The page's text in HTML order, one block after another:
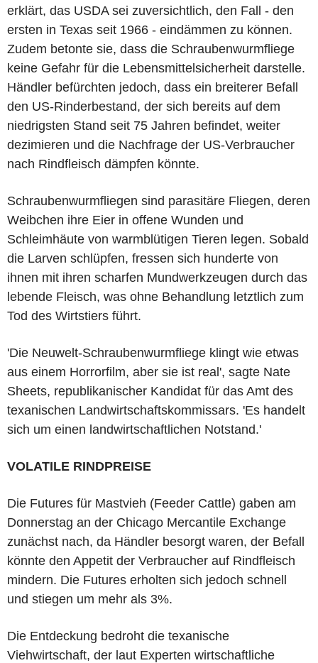
erklärt, das USDA sei zuversichtlich, den Fall - den
ersten in Texas seit 1966 - eindämmen zu können.
Zudem betonte sie, dass die Schraubenwurmfliege
keine Gefahr für die Lebensmittelsicherheit darstelle.
Händler befürchten jedoch, dass ein breiterer Befall
den US-Rinderbestand, der sich bereits auf dem
niedrigsten Stand seit 75 Jahren befindet, weiter
dezimieren und die Nachfrage der US-Verbraucher
nach Rindfleisch dämpfen könnte.
Schraubenwurmfliegen sind parasitäre Fliegen, deren
Weibchen ihre Eier in offene Wunden und
Schleimhäute von warmblütigen Tieren legen. Sobald
die Larven schlüpfen, fressen sich hunderte von
ihnen mit ihren scharfen Mundwerkzeugen durch das
lebende Fleisch, was ohne Behandlung letztlich zum
Tod des Wirtstiers führt.
'Die Neuwelt-Schraubenwurmfliege klingt wie etwas
aus einem Horrorfilm, aber sie ist real', sagte Nate
Sheets, republikanischer Kandidat für das Amt des
texanischen Landwirtschaftskommissars. 'Es handelt
sich um einen landwirtschaftlichen Notstand.'
VOLATILE RINDPREISE
Die Futures für Mastvieh (Feeder Cattle) gaben am
Donnerstag an der Chicago Mercantile Exchange
zunächst nach, da Händler besorgt waren, der Befall
könnte den Appetit der Verbraucher auf Rindfleisch
mindern. Die Futures erholten sich jedoch schnell
und stiegen um mehr als 3%.
Die Entdeckung bedroht die texanische
Viehwirtschaft, der laut Experten wirtschaftliche